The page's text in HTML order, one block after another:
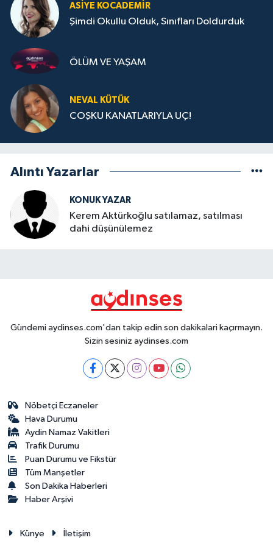
ASIYE KOCADEMİR
Şimdi Okullu Olduk, Sınıfları Doldurduk
ÖLÜM VE YAŞAM
NEVAL KÜTÜK
COŞKU KANATLARIYLA UÇ!
Alıntı Yazarlar
KONUK YAZAR
Kerem Aktürkoğlu satılamaz, satılması
dahi düşünülemez
Gündemi aydinses.com'dan takip edin son dakikalari kaçırmayın.
Sizin sesiniz aydinses.com
Nöbetçi Eczaneler
Hava Durumu
Aydin Namaz Vakitleri
Trafik Durumu
Puan Durumu ve Fikstür
Tüm Manşetler
Son Dakika Haberleri
Haber Arşivi
Künye İletişim